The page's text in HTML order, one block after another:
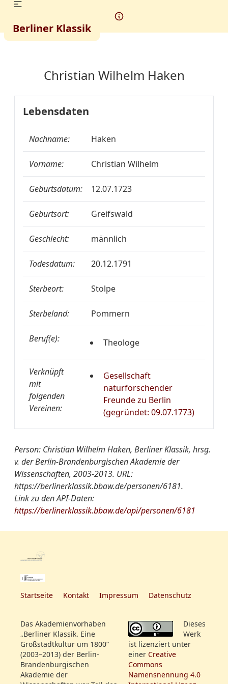
Berliner Klassik
Christian Wilhelm Haken
Lebensdaten
Nachname: Haken
Vorname: Christian Wilhelm
Geburtsdatum: 12.07.1723
Geburtsort: Greifswald
Geschlecht: männlich
Todesdatum: 20.12.1791
Sterbeort: Stolpe
Sterbeland: Pommern
Beruf(e): Theologe
Verknüpft
mit
folgenden
Vereinen:
Gesellschaft
naturforschender
Freunde zu Berlin
(gegründet: 09.07.1773)
Person: Christian Wilhelm Haken, Berliner Klassik, hrsg.
v. der Berlin-Brandenburgischen Akademie der
Wissenschaften, 2003-2013. URL:
https://berlinerklassik.bbaw.de/personen/6181.
Link zu den API-Daten:
https://berlinerklassik.bbaw.de/api/personen/6181
Startseite Kontakt Impressum Datenschutz
Das Akademienvorhaben
„Berliner Klassik. Eine
Großstadtkultur um 1800“
(2003–2013) der Berlin-
Brandenburgischen
Akademie der
Dieses
Werk
ist lizenziert unter
einer Creative
Commons
Namensnennung 4.0